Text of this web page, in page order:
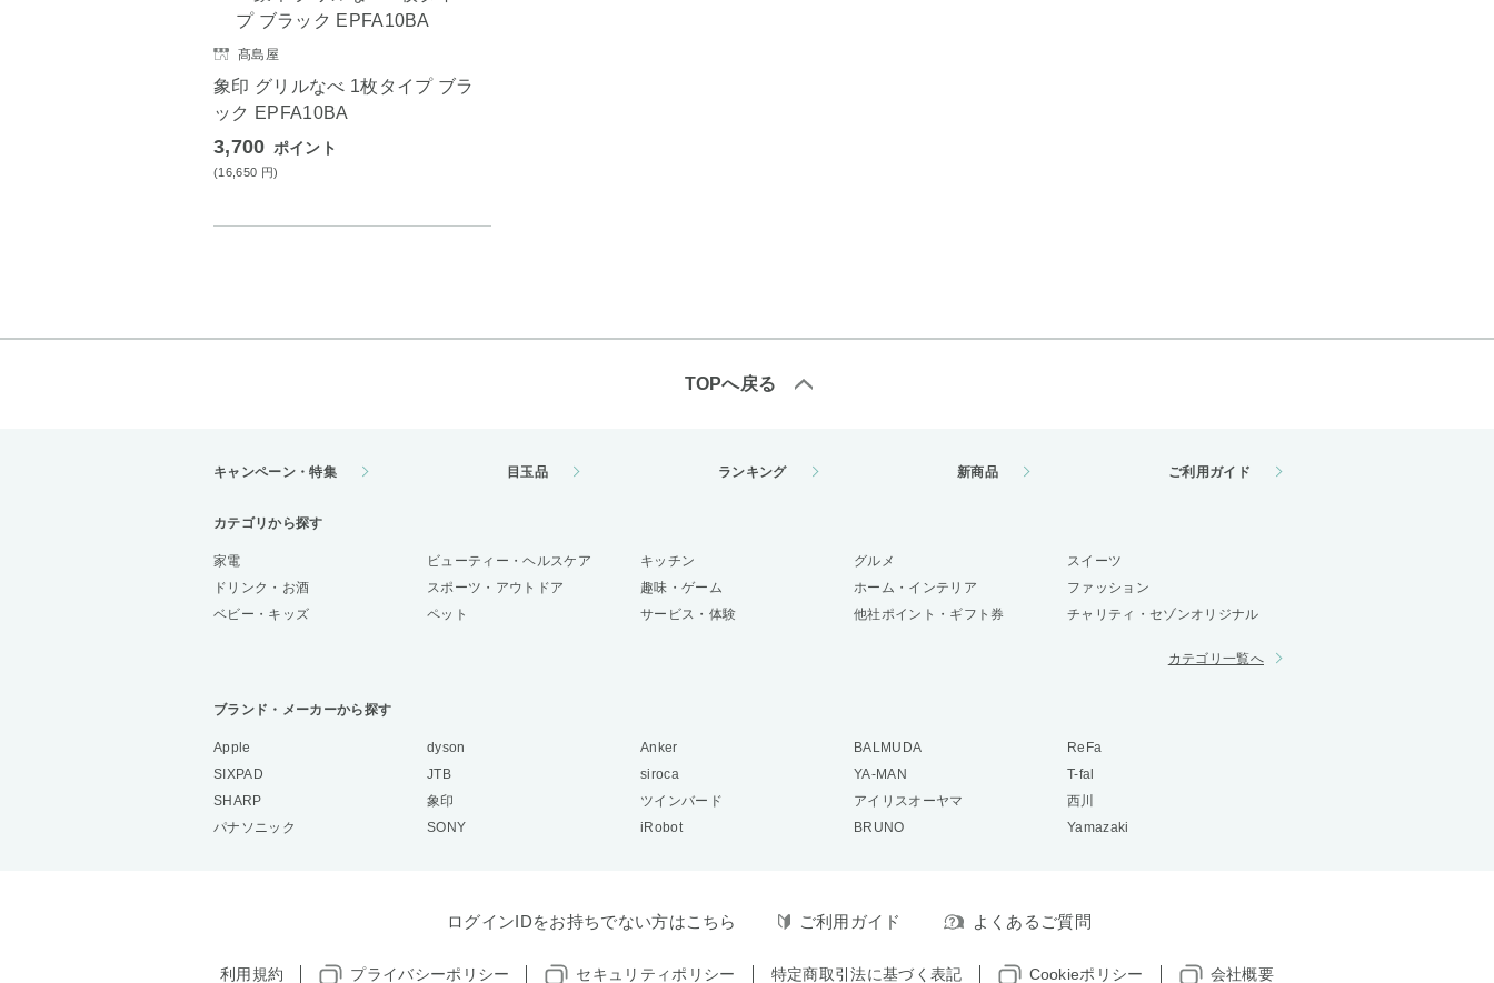
髙島屋
象印 グリルなべ 1枚タイプ ブラ
ック EPFA10BA
3,700 ポイント
(16,650 円)
TOPへ戻る
キャンペーン・特集 目玉品 ランキング 新商品 ご利用ガイド
カテゴリから探す
家電 ビューティー・ヘルスケア キッチン グルメ
スイーツ
ドリンク・お酒
スポーツ・アウトドア 趣味・ゲーム ホーム・インテリア
ファッション
ベビー・キッズ
ペット サービス・体験 他社ポイント・ギフト券 チャリティ・セゾンオリジナル
カテゴリ一覧へ
ブランド・メーカーから探す
Apple dyson Anker BALMUDA
ReFa
SIXPAD
JTB siroca YA-MAN
T-fal
SHARP
象印 ツインバード アイリスオーヤマ
西川
パナソニック
SONY iRobot BRUNO Yamazaki
ログインIDをお持ちでない方はこちら ご利用ガイド よくあるご質問
利用規約 プライバシーポリシー セキュリティポリシー 特定商取引法に基づく表記 Cookieポリシー 会社概要